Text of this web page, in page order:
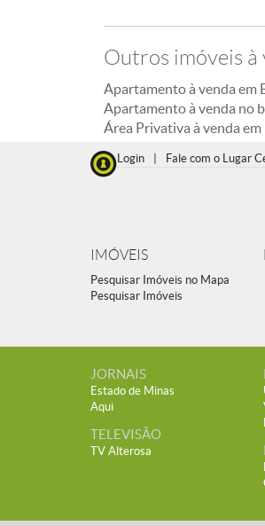
Outros imóveis à
Apartamento à venda em
Apartamento à venda no
Área Privativa à venda
Login Fale com o Lugar
IMÓVEIS
Pesquisar Imóveis no Mapa
Pesquisar Imóveis
JORNAIS
Estado de Minas
Aqui
TELEVISÃO
TV Alterosa